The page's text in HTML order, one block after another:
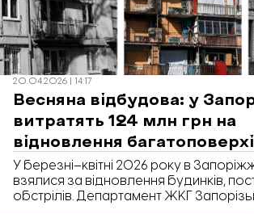
20.04.2026 | 14:17
Весняна відбудова: у
витратять 124 млн грн на
відновлення
обстрілів
У березні–квітні 2026 року в
взялися за відновлення будинків,
обстрілів. Департамент ЖКГ